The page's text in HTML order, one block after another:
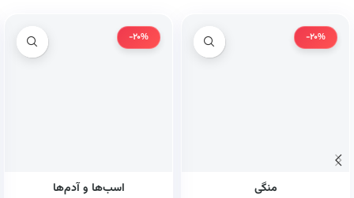
-20%
منگی
-20%
اسب‌ها و آدم‌ها